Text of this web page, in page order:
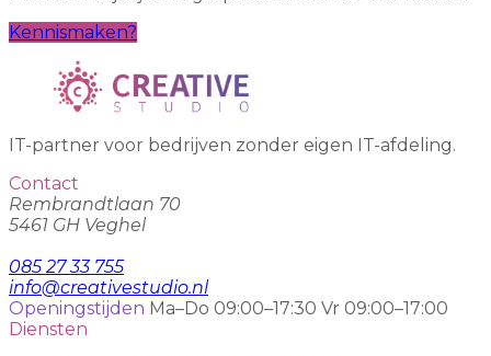
Kennismaken?
IT-partner voor bedrijven zonder eigen IT-afdeling.
Contact
Rembrandtlaan 70
5461 GH Veghel
085 27 33 755
info@creativestudio.nl
Openingstijden Ma–Do 09:00–17:30 Vr 09:00–17:00
Diensten